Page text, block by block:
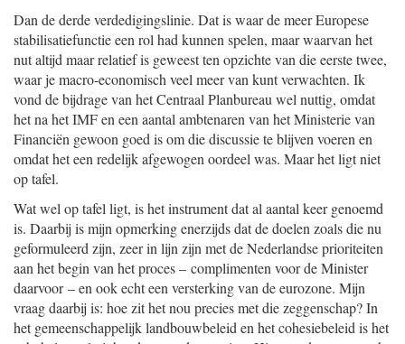
Dan de derde verdedigingslinie. Dat is waar de meer Europese
stabilisatiefunctie een rol had kunnen spelen, maar waarvan het
nut altijd maar relatief is geweest ten opzichte van die eerste twee,
waar je macro-economisch veel meer van kunt verwachten. Ik
vond de bijdrage van het Centraal Planbureau wel nuttig, omdat
het na het IMF en een aantal ambtenaren van het Ministerie van
Financiën gewoon goed is om die discussie te blijven voeren en
omdat het een redelijk afgewogen oordeel was. Maar het ligt niet
op tafel.
Wat wel op tafel ligt, is het instrument dat al aantal keer genoemd
is. Daarbij is mijn opmerking enerzijds dat de doelen zoals die nu
geformuleerd zijn, zeer in lijn zijn met de Nederlandse prioriteiten
aan het begin van het proces – complimenten voor de Minister
daarvoor – en ook echt een versterking van de eurozone. Mijn
vraag daarbij is: hoe zit het nou precies met die zeggenschap? In
het gemeenschappelijk landbouwbeleid en het cohesiebeleid is het